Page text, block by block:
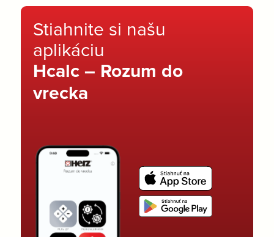
Stiahnite si našu
aplikáciu
Hcalc – Rozum do
vrecka